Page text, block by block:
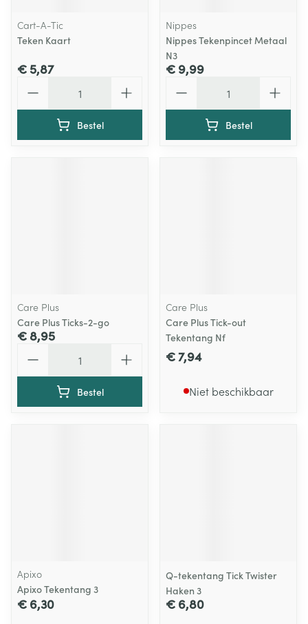
Cart-A-Tic
Teken Kaart
€ 5,87
Bestel
Nippes
Nippes Tekenpincet Metaal
N3
€ 9,99
Bestel
Care Plus
Care Plus Ticks-2-go
€ 8,95
Bestel
Care Plus
Care Plus Tick-out
Tekentang Nf
€ 7,94
Niet beschikbaar
Apixo
Apixo Tekentang 3
€ 6,30
Q-tekentang Tick Twister
Haken 3
€ 6,80